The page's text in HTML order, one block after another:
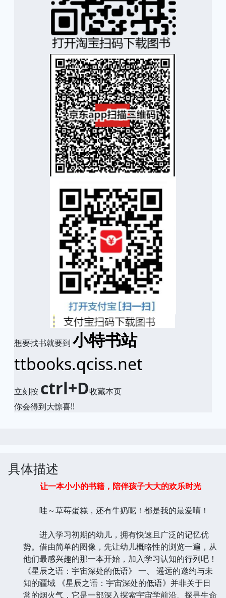
想要找书就要到 小特书站
ttbooks.qciss.net
立刻按 ctrl+D收藏本页
你会得到大惊喜!!
具体描述
让一本小小的书籍，陪伴孩子大大的欢乐时光
哇～草莓蛋糕，还有牛奶呢！都是我的最爱唷！
进入学习初期的幼儿，拥有快速且广泛的记忆优
势。借由简单的图像，先让幼儿概略性的浏览一遍，从
他们最感兴趣的那一本开始，加入学习认知的行列吧！
《星辰之语：宇宙深处的低语》 一、 遥远的邀约与未
知的疆域 《星辰之语：宇宙深处的低语》并非关于日
常的烟火气，它是一部深入探索宇宙学前沿、探寻生命